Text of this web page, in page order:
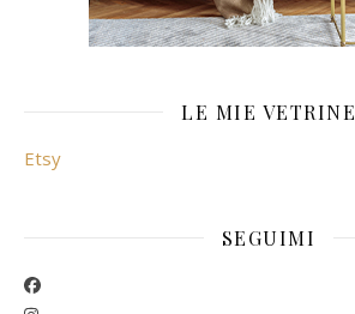
LE MIE VETRINE
Etsy
SEGUIMI